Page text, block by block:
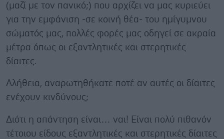
(μαζί με τον πανικό;) που αρχίζει να μας κυριεύει
για την εμφάνιση -σε κοινή θέα- του ημίγυμνου
σώματός μας, πολλές φορές μας οδηγεί σε ακραία
μέτρα όπως οι εξαντλητικές και στερητικές
δίαιτες.
Αλήθεια, αναρωτηθήκατε ποτέ αν αυτές οι δίαιτες
ενέχουν κινδύνους;
Διότι η απάντηση είναι… ναι! Είναι πολύ πιθανόν
τέτοιου είδους εξαντλητικές και στερητικές δίαιτες